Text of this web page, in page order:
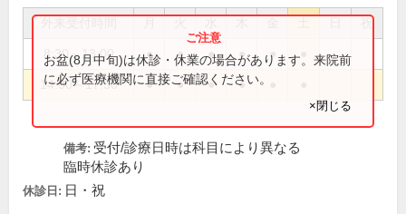
祝
8:30～13:00 ● ● ● ● ●
14:00～17:30 ● ● ● ●
お盆(8月中旬)は休診・休業の場合があります。来院前
に必ず医療機関に直接ご確認ください。
×閉じる
備考: 受付/診療日時は科目により異なる
臨時休診あり
休診日: 日・祝